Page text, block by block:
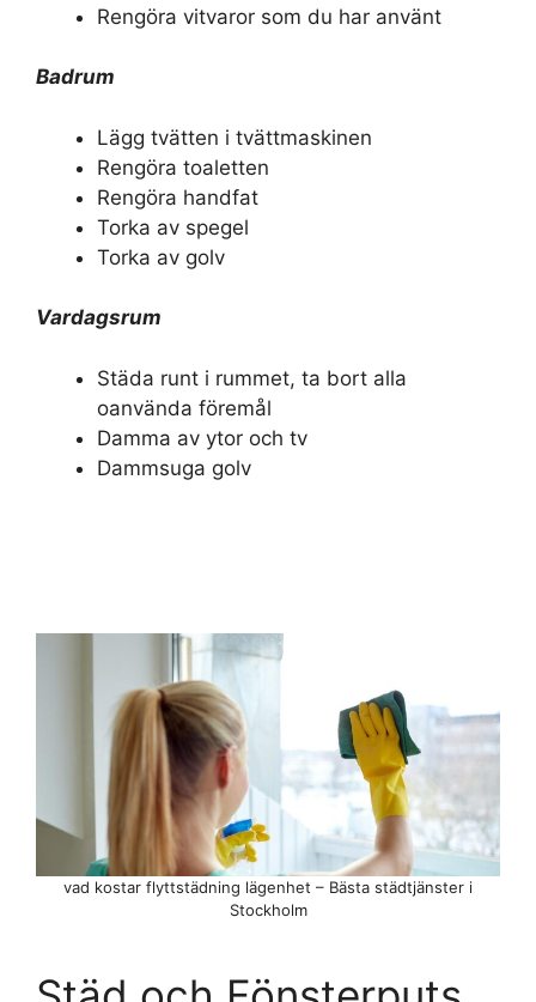
Rengöra vitvaror som du har använt
Badrum
Lägg tvätten i tvättmaskinen
Rengöra toaletten
Rengöra handfat
Torka av spegel
Torka av golv
Vardagsrum
Städa runt i rummet, ta bort alla
oanvända föremål
Damma av ytor och tv
Dammsuga golv
vad kostar flyttstädning lägenhet – Bästa städtjänster i
Stockholm